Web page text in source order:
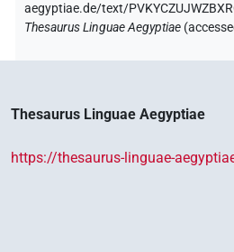
aegyptiae.de/text/
Thesaurus Linguae Aegyptiae (
Thesaurus Linguae Aegyptiae
https://thesaurus-linguae-